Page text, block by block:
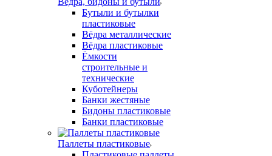
Бутыли и бутылки
пластиковые
Вёдра металлические
Вёдра пластиковые
Ёмкости
строительные и
технические
Куботейнеры
Банки жестяные
Бидоны пластиковые
Банки пластиковые
Паллеты пластиковые